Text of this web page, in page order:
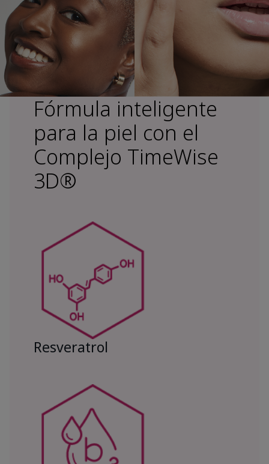
Fórmula inteligente
para la piel con el
Complejo TimeWise
3D®
Resveratrol